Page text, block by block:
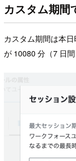
カスタム期間
カスタム期間は本
が 10080 分（7 日